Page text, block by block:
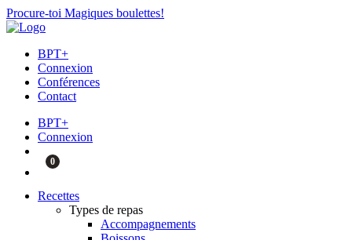
Procure-toi Magiques boulettes!
BPT+
Connexion
Conférences
Contact
BPT+
Connexion
0
Recettes
Types de repas
Accompagnements